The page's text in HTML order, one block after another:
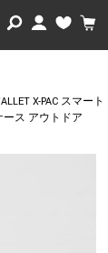
X-PAC スマート
ス アウトドア